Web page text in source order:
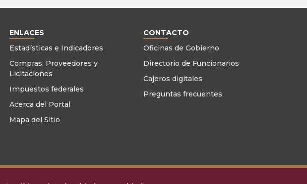
ENLACES
Estadísticas e Indicadores
Compras, Proveedores y
Licitaciones
Impuestos federales
Acerca del Portal
Mapa del Sitio
CONTACTO
Oficinas de Gobierno
Directorio de Funcionarios
Cajeros digitales
Preguntas frecuentes